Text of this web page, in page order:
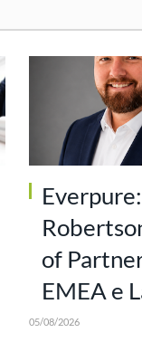
of
EMEA e
05/08/2026